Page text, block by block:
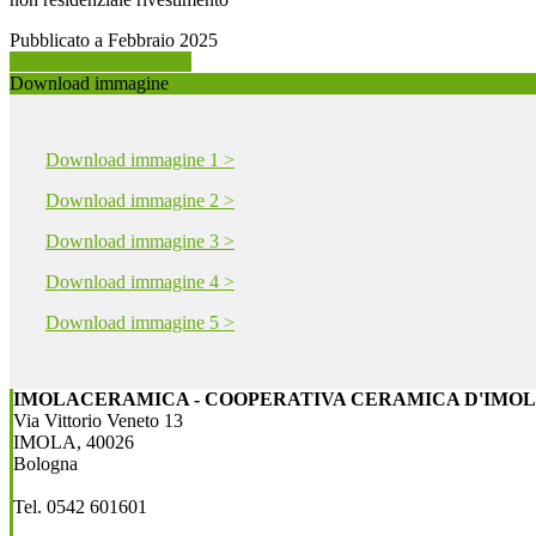
Pubblicato a Febbraio 2025
Download immagine
Download immagine 1 >
Download immagine 2 >
Download immagine 3 >
Download immagine 4 >
Download immagine 5 >
IMOLACERAMICA - COOPERATIVA CERAMICA
Via Vittorio Veneto 13
IMOLA, 40026
Bologna
Tel. 0542 601601